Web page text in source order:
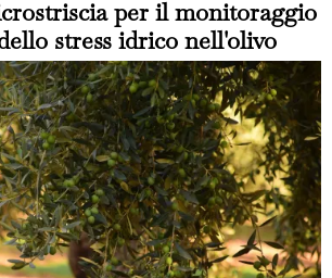
per il monitoraggio
stress idrico nell'olivo